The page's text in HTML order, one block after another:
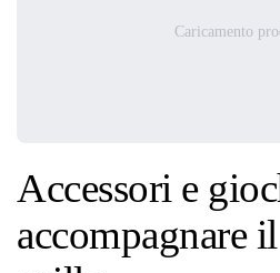
Caricamento
Accessori e
accompagnare